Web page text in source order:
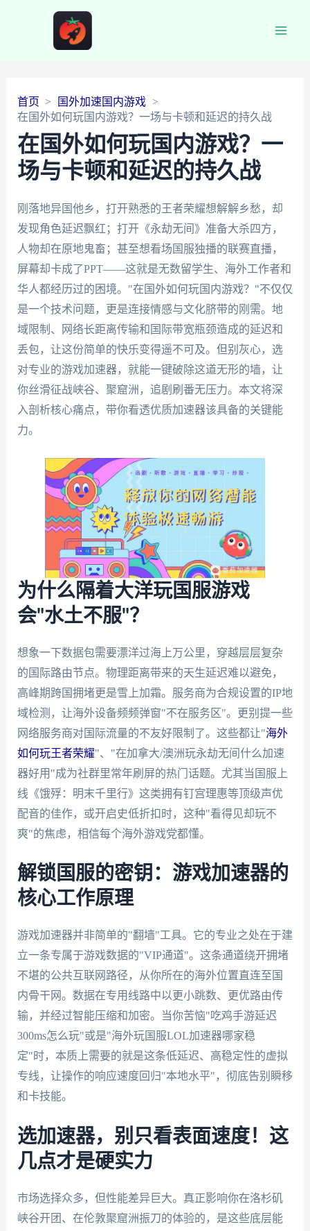
首页
国外加速国内游戏
在国外如何玩国内游戏？一场与卡顿和延迟的持久战
在国外如何玩国内游戏？一
场与卡顿和延迟的持久战
刚落地异国他乡，打开熟悉的王者荣耀想解解乡愁，却
发现角色延迟飘红；打开《永劫无间》准备大杀四方，
人物却在原地鬼畜；甚至想看场国服独播的联赛直播，
屏幕却卡成了PPT——这就是无数留学生、海外工作者和
华人都经历过的困境。"在国外如何玩国内游戏？"不仅仅
是一个技术问题，更是连接情感与文化脐带的刚需。地
域限制、网络长距离传输和国际带宽瓶颈造成的延迟和
丢包，让这份简单的快乐变得遥不可及。但别灰心，选
对专业的游戏加速器，就能一键破除这道无形的墙，让
你丝滑征战峡谷、聚窟洲，追剧刷番无压力。本文将深
入剖析核心痛点，带你看透优质加速器该具备的关键能
力。
为什么隔着大洋玩国服游戏
会"水土不服"？
想象一下数据包需要漂洋过海上万公里，穿越层层复杂
的国际路由节点。物理距离带来的天生延迟难以避免，
高峰期跨国拥堵更是雪上加霜。服务商为合规设置的IP地
域检测，让海外设备频频弹窗"不在服务区"。更别提一些
网络服务商对国际流量的不友好限制了。这些都让"海外
如何玩王者荣耀"、"在加拿大/澳洲玩永劫无间什么加速
器好用"成为社群里常年刷屏的热门话题。尤其当国服上
线《饿殍：明末千里行》这类拥有钉宫理惠等顶级声优
配音的佳作，或开启史低折扣时，这种"看得见却玩不
爽"的焦虑，相信每个海外游戏党都懂。
解锁国服的密钥：游戏加速器的
核心工作原理
游戏加速器并非简单的"翻墙"工具。它的专业之处在于建
立一条专属于游戏数据的"VIP通道"。这条通道绕开拥堵
不堪的公共互联网路径，从你所在的海外位置直连至国
内骨干网。数据在专用线路中以更小跳数、更优路由传
输，并经过智能压缩和加密。当你苦恼"吃鸡手游延迟
300ms怎么玩"或是"海外玩国服LOL加速器哪家稳
定"时，本质上需要的就是这条低延迟、高稳定性的虚拟
专线，让操作的响应速度回归"本地水平"，彻底告别瞬移
和卡技能。
选加速器，别只看表面速度！这
几点才是硬实力
市场选择众多，但性能差异巨大。真正影响你在洛杉矶
峡谷开团、在伦敦聚窟洲振刀的体验的，是这些底层能